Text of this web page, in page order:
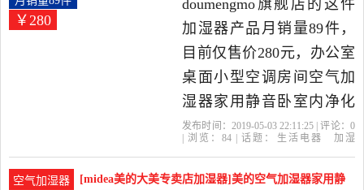
件当中性价比很高的USB
加湿器，由广东 深圳发
货。
￥280
doumengmo旗舰店的这件
加湿器产品月销量89件，
目前仅售价280元，办公室
桌面小型空调房间空气加
湿器家用静音卧室内净化
一体湿气机是2019年
活电器当中性价比很高的
发布时间：2019-05-03 22:11:25 | 评论： 0
| 浏览： 84 | 话题： 生活电器
加湿
空气加湿器
[midea美的大美专卖店加湿器]美的空气加湿器家用静